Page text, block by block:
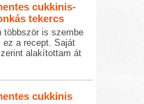
cukkinis-
tekercs
többször is szembe
ez a recept. Saját
alakítottam át
cukkinis